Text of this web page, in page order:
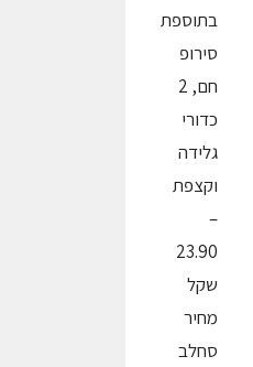
בתוספת
סירופ
חם, 2
כדורי
גלידה
וקצפת
–
23.90
שקל
מחיר
סחלב